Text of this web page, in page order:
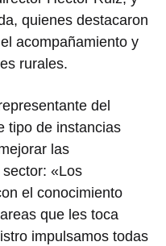
quienes destacaron
acompañamiento y
rurales.
del
tipo de instancias
las
«Los
el conocimiento
que les toca
impulsamos todas